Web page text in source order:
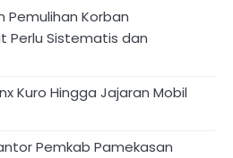
Pemulihan Korban
Perlu Sistematis dan
Kuro Hingga Jajaran Mobil
Pemkab Pamekasan